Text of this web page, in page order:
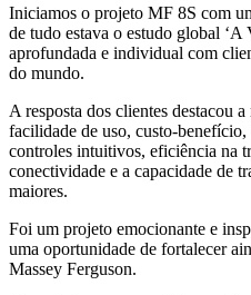
Iniciamos o projeto MF 8S com
de tudo estava o estudo global ‘A
aprofundada e individual com
do mundo.
A resposta dos clientes destacou
facilidade de uso, custo-
controles intuitivos, eficiência na
conectividade e a capacidade de
maiores.
Foi um projeto emocionante e
uma oportunidade de fortalecer
Massey Ferguson.